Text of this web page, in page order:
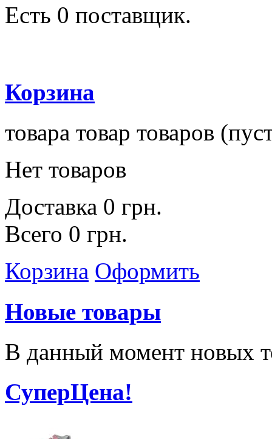
Есть 0 поставщик.
Корзина
товара товар товаров
Нет товаров
Доставка 0 грн.
Всего 0 грн.
Корзина Оформить
Новые товары
В данный момент новых
СуперЦена!